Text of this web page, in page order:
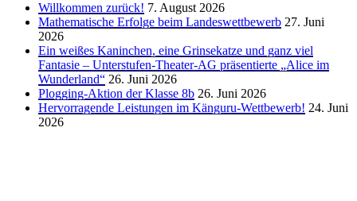
Willkommen zurück! 7. August 2026
Mathematische Erfolge beim Landeswettbewerb 27. Juni
2026
Ein weißes Kaninchen, eine Grinsekatze und ganz viel
Fantasie – Unterstufen-Theater-AG präsentierte „Alice im
Wunderland“ 26. Juni 2026
Plogging-Aktion der Klasse 8b 26. Juni 2026
Hervorragende Leistungen im Känguru-Wettbewerb! 24. Juni
2026